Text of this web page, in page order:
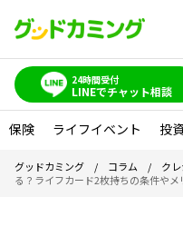
24時間受付
LINEでチャット相談
保険 ライフイベント 投
グッドカミング / コラム / ク
る？ライフカード2枚持ちの条件や